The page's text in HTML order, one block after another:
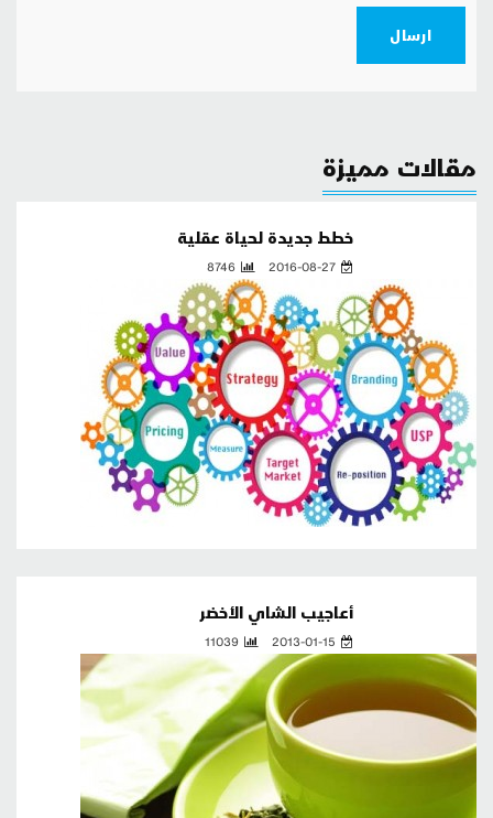
ارسال
مقالات مميزة
خطط جديدة لحياة عقلية
2016-08-27
8746
أعاجيب الشاي الأخضر
2013-01-15
11039